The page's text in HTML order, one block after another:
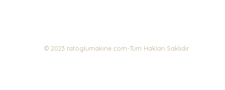
© 2023 tatoglumakine.com-Tüm Hakları Saklıdır